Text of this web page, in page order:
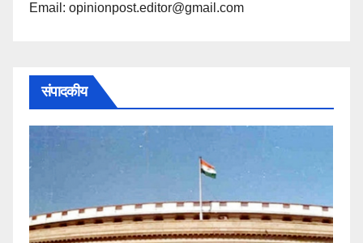
Email: opinionpost.editor@gmail.com
संपादकीय